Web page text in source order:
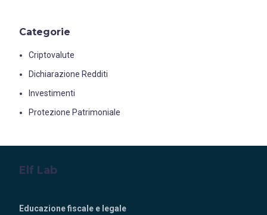
Categorie
Criptovalute
Dichiarazione Redditi
Investimenti
Protezione Patrimoniale
Elf Lab
Educazione fiscale e legale